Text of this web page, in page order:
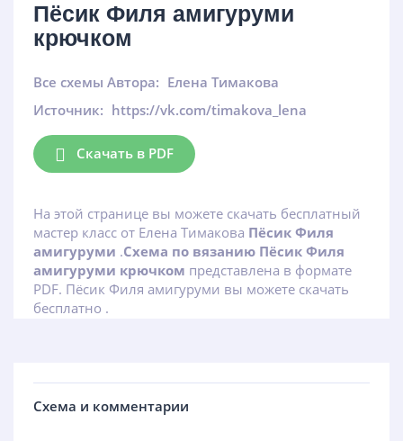
Пёсик Филя амигуруми
крючком
Все схемы Автора: Елена Тимакова
Источник: https://vk.com/timakova_lena
Скачать в PDF
На этой странице вы можете скачать бесплатный
мастер класс от Елена Тимакова Пёсик Филя
амигуруми .Схема по вязанию Пёсик Филя
амигуруми крючком представлена в формате
PDF. Пёсик Филя амигуруми вы можете скачать
бесплатно .
Схема и комментарии